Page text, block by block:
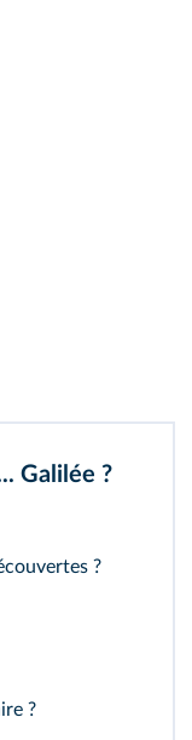
Galilée ?
?
?